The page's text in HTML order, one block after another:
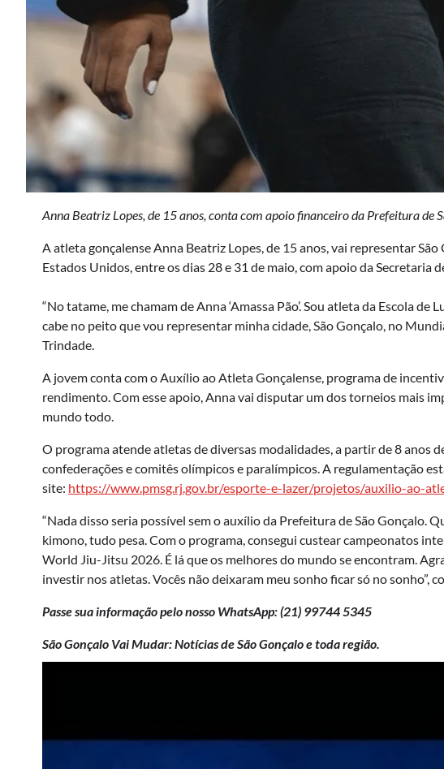
Anna Beatriz Lopes, de 15 anos, conta com apoio financeiro da Prefeitura de
A atleta gonçalense Anna Beatriz Lopes, de 15 anos, vai representar
Estados Unidos, entre os dias 28 e 31 de maio, com apoio da Secretaria
“No tatame, me chamam de Anna ‘Amassa Pão’. Sou atleta da Escola
cabe no peito que vou representar minha cidade, São Gonçalo, no
Trindade.
A jovem conta com o Auxílio ao Atleta Gonçalense, programa de
rendimento. Com esse apoio, Anna vai disputar um dos torneios mais
mundo todo.
O programa atende atletas de diversas modalidades, a partir de 8 anos
confederações e comitês olímpicos e paralímpicos. A regulamentação
site: https://www.pmsg.rj.gov.br/esporte-e-lazer/projetos/auxilio-ao-
“Nada disso seria possível sem o auxílio da Prefeitura de São Gonçalo.
kimono, tudo pesa. Com o programa, consegui custear campeonatos
World Jiu-Jitsu 2026. É lá que os melhores do mundo se encontram.
investir nos atletas. Vocês não deixaram meu sonho ficar só no sonho”,
Passe sua informação pelo nosso WhatsApp: (21) 99744 5345
São Gonçalo Vai Mudar: Notícias de São Gonçalo e toda região.